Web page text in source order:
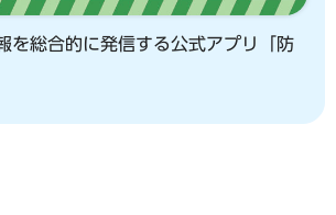
を総合的に発信する公式アプリ「防